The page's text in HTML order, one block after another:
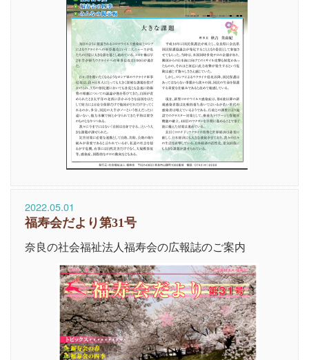
2022.05.01
福寿会だより第31号
奈良の社会福祉法人福寿会の広報誌のご案内